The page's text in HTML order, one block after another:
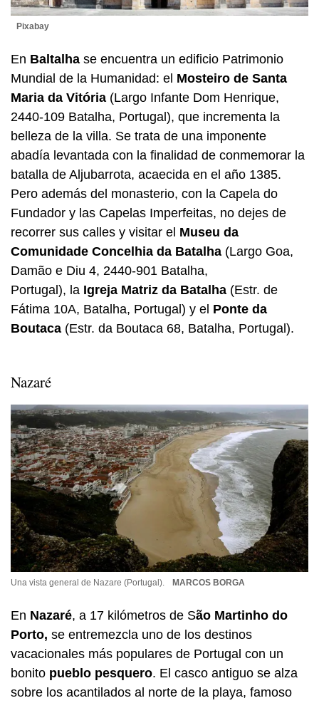
Pixabay
En Baltalha se encuentra un edificio Patrimonio
Mundial de la Humanidad: el Mosteiro de Santa
Maria da Vitória (Largo Infante Dom Henrique,
2440-109 Batalha, Portugal), que incrementa la
belleza de la villa. Se trata de una imponente
abadía levantada con la finalidad de conmemorar la
batalla de Aljubarrota, acaecida en el año 1385.
Pero además del monasterio, con la Capela do
Fundador y las Capelas Imperfeitas, no dejes de
recorrer sus calles y visitar el Museu da
Comunidade Concelhia da Batalha (Largo Goa,
Damão e Diu 4, 2440-901 Batalha,
Portugal), la Igreja Matriz da Batalha (Estr. de
Fátima 10A, Batalha, Portugal) y el Ponte da
Boutaca (Estr. da Boutaca 68, Batalha, Portugal).
Nazaré
Una vista general de Nazare (Portugal). MARCOS BORGA
En Nazaré, a 17 kilómetros de São Martinho do
Porto, se entremezcla uno de los destinos
vacacionales más populares de Portugal con un
bonito pueblo pesquero. El casco antiguo se alza
sobre los acantilados al norte de la playa, famoso